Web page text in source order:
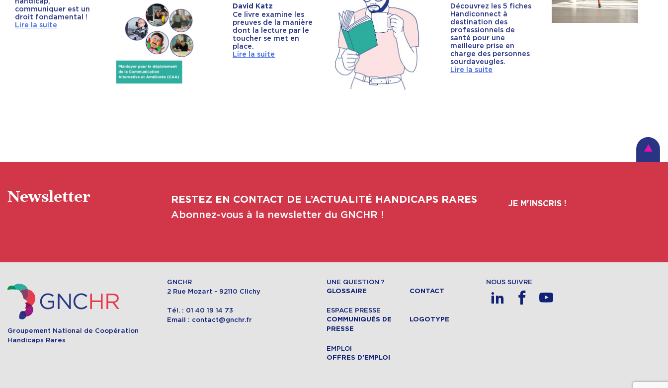
communiquer est un
droit fondamental !
Lire la suite
David Katz
Ce livre examine les
preuves de la manière
dont la lecture par le
toucher se met en
place.
Lire la suite
Découvrez les 5 fiches
Handiconnect à
destination des
professionnels de
santé pour une
meilleure prise en
charge des personnes
sourdaveugles.
Lire la suite
Newsletter RESTEZ EN CONTACT DE L’ACTUALITÉ HANDICAPS RARES
Abonnez-vous à la newsletter du GNCHR !
JE M'INSCRIS !
Groupement National de Coopération
Handicaps Rares
GNCHR
2 Rue Mozart - 92110 Clichy
Tél. : 01 40 19 14 73
Email : contact@gnchr.fr
UNE QUESTION ?
GLOSSAIRE CONTACT
ESPACE PRESSE
COMMUNIQUÉS DE
PRESSE
LOGOTYPE
EMPLOI
OFFRES D’EMPLOI
NOUS SUIVRE